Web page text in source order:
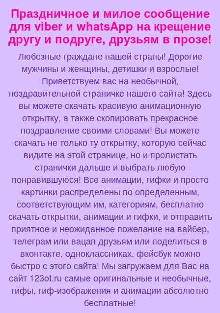
Праздничное и милое сообщение
для viber и whatsApp на крещение
другу и подруге, друзьям в прозе!
Любезные граждане нашей страны! Дорогие
мужчины и женщины, детишки и взрослые!
Приветствуем вас на необычной,
поздравительной страничке нашего сайта! Здесь
вы можете скачать красивую анимационную
открытку, а также скопировать прекрасное
поздравление своими словами! Вы можете
скачать не только ту открытку, которую сейчас
видите на этой странице, но и пролистать
странички дальше и выбрать любую
понравившуюся! Все анимации, гифки и просто
картинки распределены по определенным,
соответствующим им, категориям, бесплатно
скачать открытки, анимации и гифки, и отправить
приятное и неожиданное пожелание на вайбер,
телеграм или вацап друзьям или поделиться в
вконтакте, одноклассниках, фейсбук можно
быстро с этого сайта! Мы загружаем для Вас на
сайт 123ot.ru самые оригинальные и необычные,
гифы, гиф-изображения и анимации абсолютно
бесплатные!